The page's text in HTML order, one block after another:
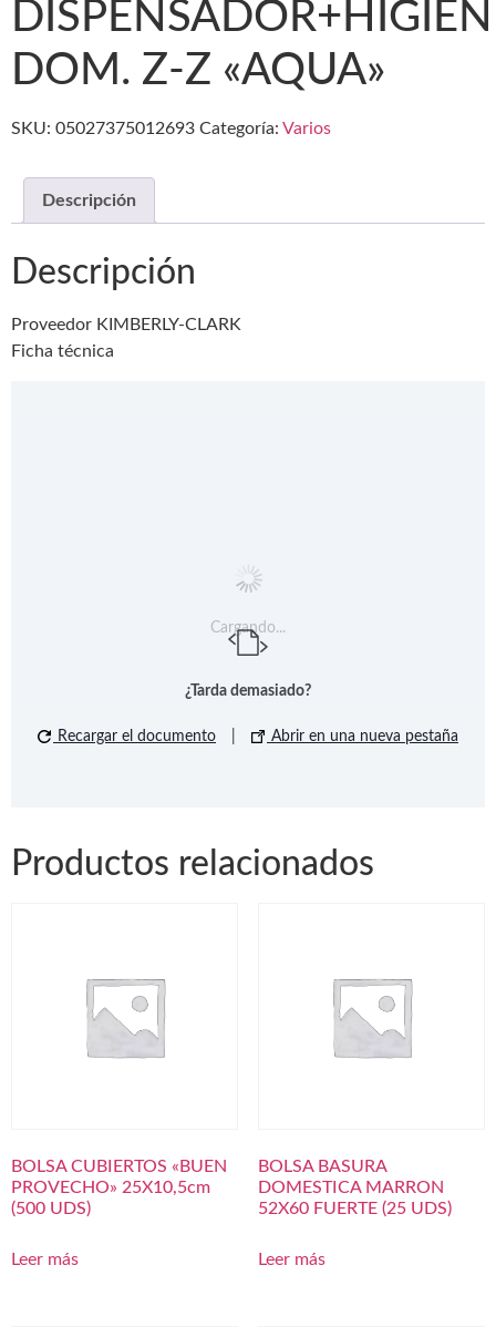
DOM. Z-Z «AQUA»
SKU: 05027375012693 Categoría: Varios
Descripción
Descripción
Proveedor KIMBERLY-CLARK
Ficha técnica
Cargando...
¿Tarda demasiado?
Recargar el documento Abrir en una nueva pestaña
Productos relacionados
BOLSA CUBIERTOS «BUEN
PROVECHO» 25X10,5cm
(500 UDS)
Leer más
BOLSA BASURA
DOMESTICA MARRON
52X60 FUERTE (25 UDS)
Leer más